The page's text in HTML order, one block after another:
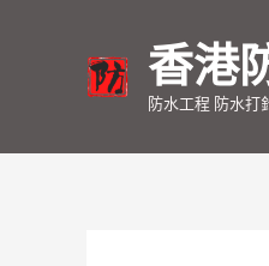
香港
防水工程 防水打